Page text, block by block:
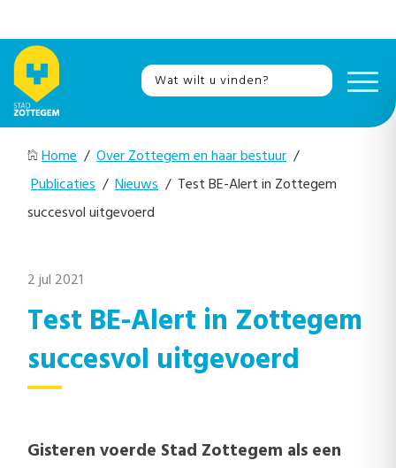
Home / Over Zottegem en haar bestuur /
Publicaties / Nieuws / Test BE-Alert in Zottegem
succesvol uitgevoerd
2 jul 2021
Test BE-Alert in Zottegem
succesvol uitgevoerd
Gisteren voerde Stad Zottegem als een